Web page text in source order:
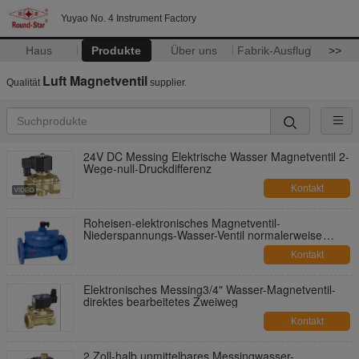
Yuyao No. 4 Instrument Factory
Haus Produkte Über uns Fabrik-Ausflug >>
Qualität Luft Magnetventil supplier.
24V DC Messing Elektrische Wasser Magnetventil 2-
Wege-null-Druckdifferenz
Kontakt
Roheisen-elektronisches Magnetventil-
Niederspannungs-Wasser-Ventil normalerweise
Kontakt
Elektronisches Messing3/4" Wasser-Magnetventil-
direktes bearbeitetes Zweiweg
Kontakt
2 Zoll-halb unmittelbares Messingwasser-